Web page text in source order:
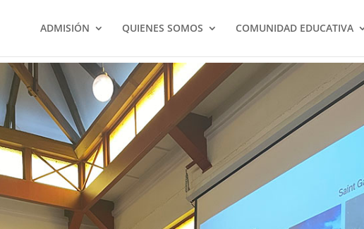
ADMISIÓN QUIENES SOMOS COMUNIDAD EDUCATIVA